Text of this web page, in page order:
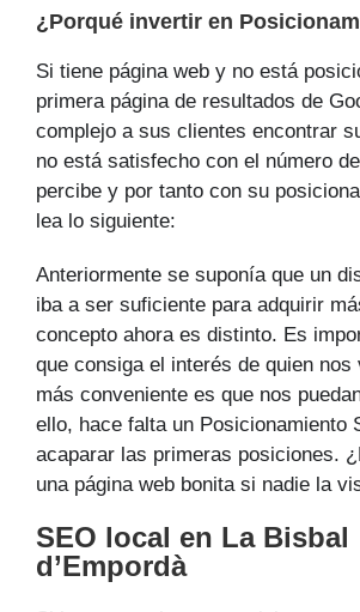
¿Porqué invertir en
Si tiene página web y no está
primera página de resultados de
complejo a sus clientes encontrar
no está satisfecho con el número
percibe y por tanto con su
lea lo siguiente:
Anteriormente se suponía que un
iba a ser suficiente para adquirir
concepto ahora es distinto. Es
que consiga el interés de quien
más conveniente es que nos
ello, hace falta un Posicionamiento
acaparar las primeras posiciones.
una página web bonita si nadie la
SEO local en La Bisbal
d’Empordà